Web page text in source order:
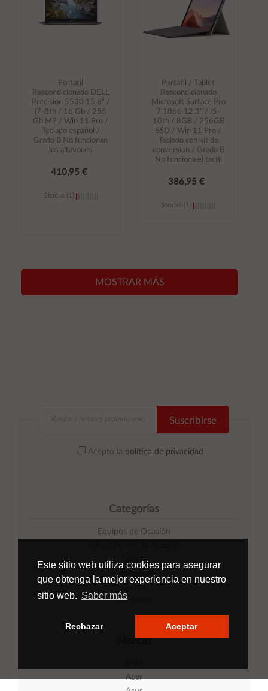
Este sitio web utiliza cookies para asegurar
que obtenga la mejor experiencia en nuestro
sitio web. Saber más
Rechazar Aceptar
Portatil
Reacondicionado DELL
Precision 5530 15.6" /
i7-8th / 16 Gb / 256
Gb M2 / Win 11 Pro /
Teclado español /
Grado B No funcionan
los altavoces
410,95 €
Stocks (1)
Portátil / Tablet
Reacondicionado
Microsoft Surface Pro
7 1866 12.3" / I5-
10th / 8GB / 256GB
SSD / Win 11 Pro /
Teclado con kit de
conversion / Grado B
No funciona el tactil
386,95 €
Stocks (1)
MOSTRAR MÁS
Suscribirse
Acepto la política de privacidad
Categorías
Equipos de Ocasión
Tablets
Outlet
Ver todas
Marcas
Acer